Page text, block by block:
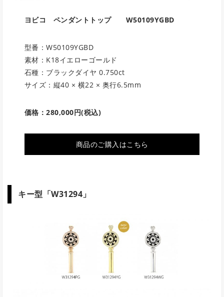
ヨビコ ペンダントトップ W50109YGBD
型番：W50109YGBD
素材：K18イエローゴールド
石種：ブラックダイヤ 0.750ct
サイズ：縦40 × 横22 × 奥行6.5mm
価格：280,000円(税込)
商品のご購入はこちら
キー型「W31294」